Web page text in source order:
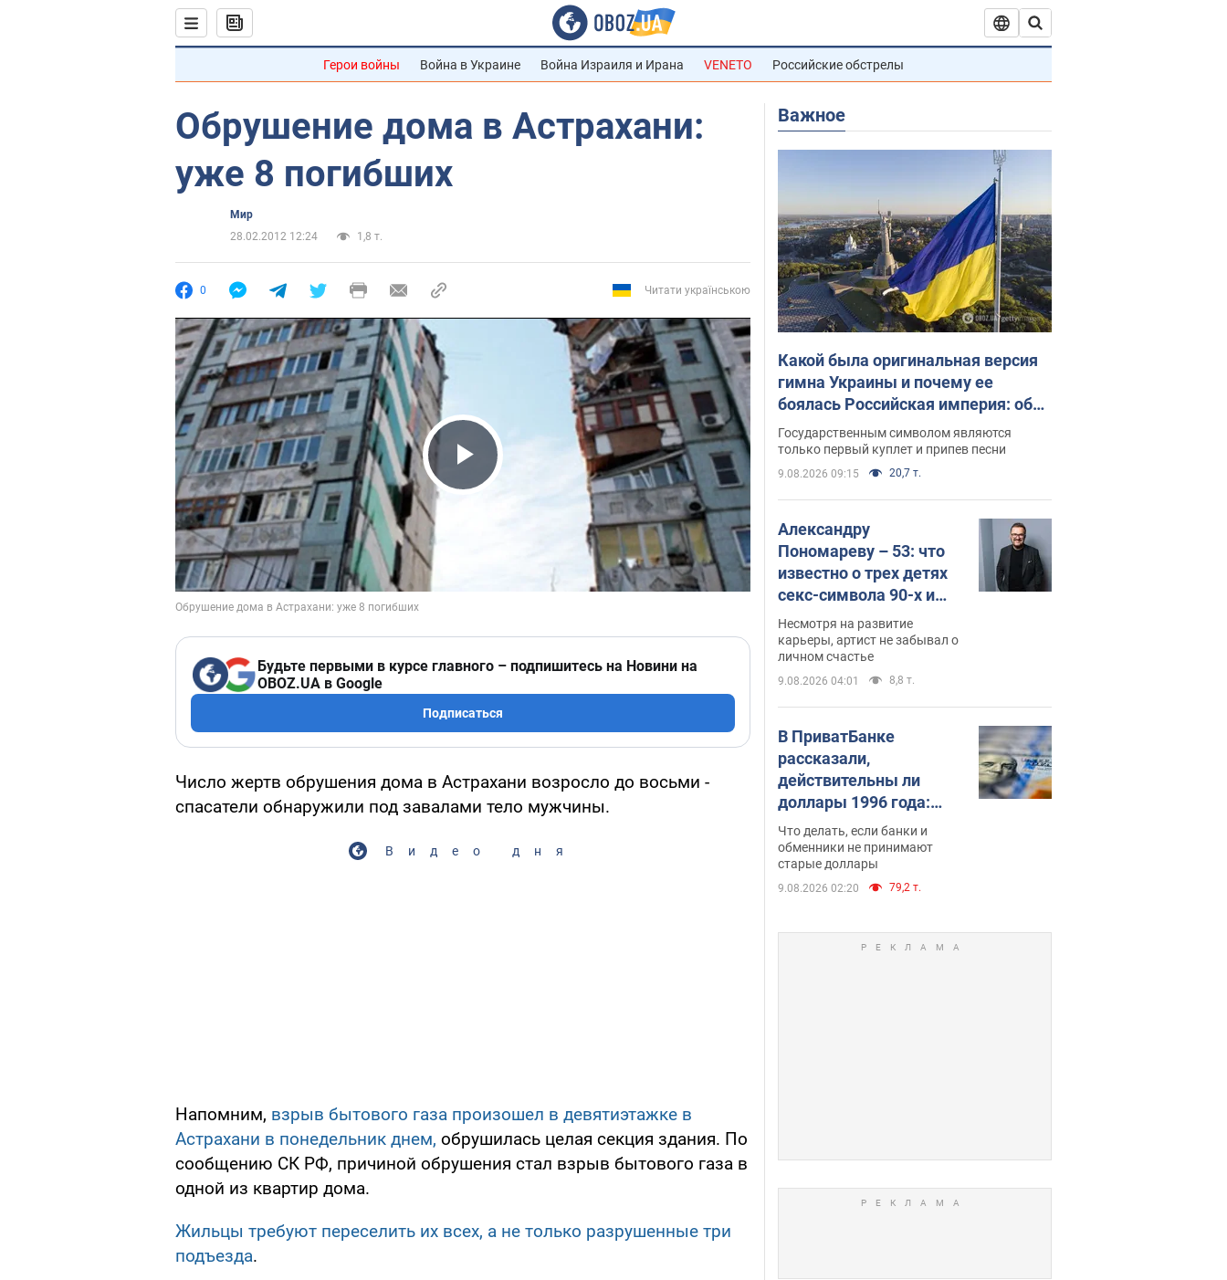
Герои войны Война в Украине Война Израиля и Ирана VENETO Российские обстрелы
Обрушение дома в Астрахани:
уже 8 погибших
Мир
28.02.2012 12:24
1,8 т.
0 Читати українською
Play Video
Будьте первыми в курсе главного – подпишитесь на Новини на
OBOZ.UA в Google
Подписаться
Число жертв обрушения дома в Астрахани возросло до восьми -
спасатели обнаружили под завалами тело мужчины.
Видео дня
Напомним, взрыв бытового газа произошел в девятиэтажке в
Астрахани в понедельник днем, обрушилась целая секция здания. По
сообщению СК РФ, причиной обрушения стал взрыв бытового газа в
одной из квартир дома.
Жильцы требуют переселить их всех, а не только разрушенные три
подъезда.
Важное
Какой была оригинальная версия
гимна Украины и почему ее
боялась Российская империя: об
этом не рассказывают в школе
Государственным символом являются
только первый куплет и припев песни
9.08.2026 09:15 20,7 т.
Александру
Пономареву – 53: что
известно о трех детях
секс-символа 90-х и
как они выглядят
Несмотря на развитие
карьеры, артист не забывал о
личном счастье
9.08.2026 04:01 8,8 т.
В ПриватБанке
рассказали,
действительны ли
доллары 1996 года:
принимают ли
обменники и банки
такие купюры
Что делать, если банки и
обменники не принимают
старые доллары
9.08.2026 02:20 79,2 т.